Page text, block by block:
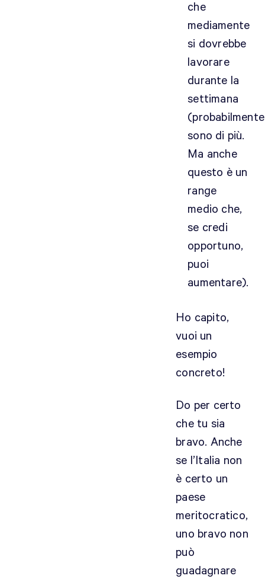
che
mediamente
si dovrebbe
lavorare
durante la
settimana
(probabilmente
sono di più.
Ma anche
questo è un
range
medio che,
se credi
opportuno,
puoi
aumentare).
Ho capito,
vuoi un
esempio
concreto!
Do per certo
che tu sia
bravo. Anche
se l’Italia non
è certo un
paese
meritocratico,
uno bravo non
può
guadagnare